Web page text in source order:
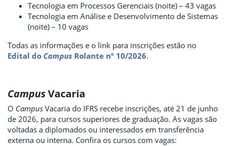
Tecnologia em Processos Gerenciais (noite) – 43 vagas
Tecnologia em Análise e Desenvolvimento de Sistemas
(noite) – 10 vagas
Todas as informações e o link para inscrições estão no
Edital do Campus Rolante nº 10/2026.
CampusVacaria
O Campus Vacaria do IFRS recebe inscrições, até 21 de junho
de 2026, para cursos superiores de graduação. As vagas são
voltadas a diplomados ou interessados em transferência
externa ou interna. Confira os cursos com vagas: